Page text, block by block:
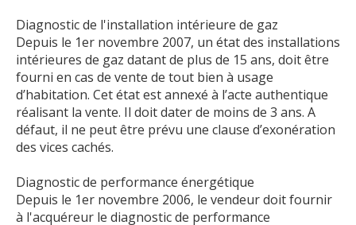
Diagnostic de l'installation intérieure de gaz
Depuis le 1er novembre 2007, un état des installations
intérieures de gaz datant de plus de 15 ans, doit être
fourni en cas de vente de tout bien à usage
d’habitation. Cet état est annexé à l’acte authentique
réalisant la vente. Il doit dater de moins de 3 ans. A
défaut, il ne peut être prévu une clause d’exonération
des vices cachés.
Diagnostic de performance énergétique
Depuis le 1er novembre 2006, le vendeur doit fournir
à l'acquéreur le diagnostic de performance